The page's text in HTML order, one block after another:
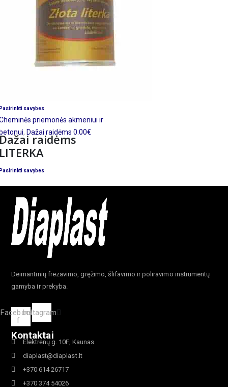
galite
pasirinkti
gaminio
puslapyje
savybesŠis
produktas
turi
kelis
variantus.
Variantus
gaminio
puslapyje
priemonės akmeniui ir
, Dažai raidėms 0.00€
raidėms
savybesŠis
variantus.
Variantus
galite
pasirinkti
puslapyje
Deimantinių frezavimo, gręžimo, šlifavimo ir poliravimo instrumentų
gamyba ir prekyba.
Facebook-
f
Instagram
Kontaktai
Elektrėnų g. 10F, Kaunas
diaplast@diaplast.lt
+370 614 26717
+370 374 54026